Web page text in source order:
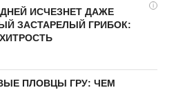
i
ИСЧЕЗНЕТ ДАЖЕ
ЗАСТАРЕЛЫЙ ГРИБОК:
ПЛОВЦЫ ГРУ: ЧЕМ